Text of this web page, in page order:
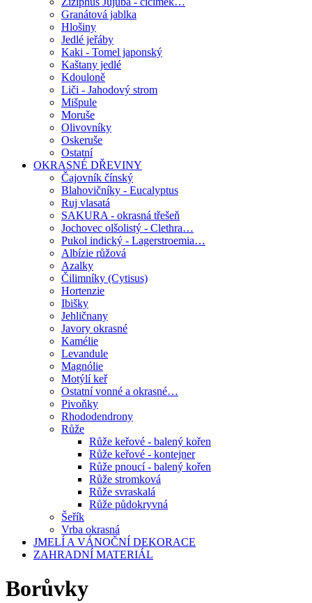
Granátová jablka
Hlošiny
Jedlé jeřáby
Kaki - Tomel japonský
Kaštany jedlé
Kdouloně
Liči - Jahodový strom
Mišpule
Moruše
Olivovníky
Oskeruše
Ostatní
OKRASNÉ DŘEVINY
Čajovník čínský
Blahovičníky - Eucalyptus
Ruj vlasatá
SAKURA - okrasná třešeň
Jochovec olšolistý - Clethra…
Pukol indický - Lagerstroemia…
Albízie růžová
Azalky
Čilimníky (Cytisus)
Hortenzie
Ibišky
Jehličnany
Javory okrasné
Kamélie
Levandule
Magnólie
Motýlí keř
Ostatní vonné a okrasné…
Pivoňky
Rhododendrony
Růže
Růže keřové - balený kořen
Růže keřové - kontejner
Růže pnoucí - balený kořen
Růže stromková
Růže svraskalá
Růže půdokryvná
Šeřík
Vrba okrasná
JMELÍ A VÁNOČNÍ DEKORACE
ZAHRADNÍ MATERIÁL
Borůvky